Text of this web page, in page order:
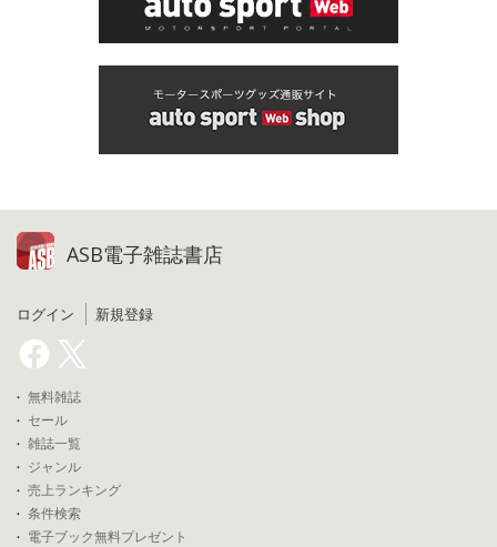
ASB電子雑誌書店
ログイン 新規登録
無料雑誌
セール
雑誌一覧
ジャンル
売上ランキング
条件検索
電子ブック無料プレゼント